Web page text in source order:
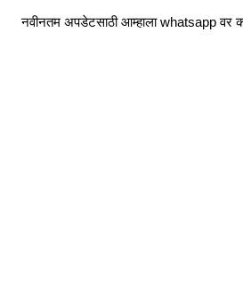
नवीनतम अपडेटसाठी आम्हाला whatsapp वर